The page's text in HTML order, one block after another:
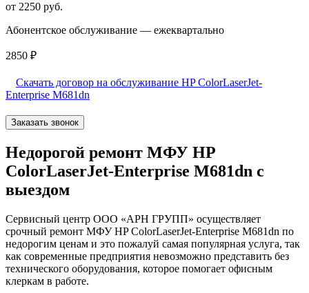
от 2250 руб.
Абонентское обслуживание — ежеквартально
2850 ₽
Скачать договор на обслуживание HP ColorLaserJet-
Enterprise M681dn
Заказать звонок
Недорогой ремонт МФУ HP
ColorLaserJet-Enterprise M681dn с
выездом
Сервисный центр ООО «АРН ГРУПП» осуществляет
срочный ремонт МФУ HP ColorLaserJet-Enterprise M681dn по
недорогим ценам и это пожалуй самая популярная услуга, так
как современные предприятия невозможно представить без
технического оборудования, которое помогает офисным
клеркам в работе.